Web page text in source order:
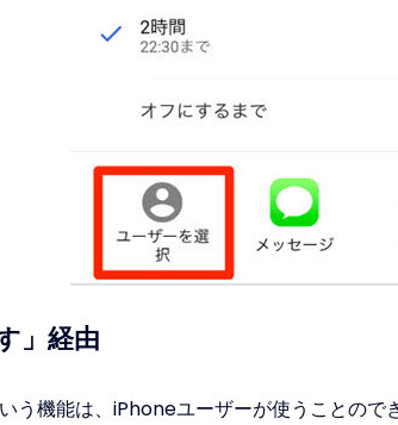
」経由
いう機能は、iPhoneユーザーが使うことので